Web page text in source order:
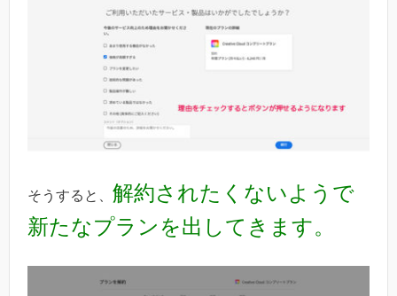
そうすると、 解約されたくないようで
新たなプランを出してきます。